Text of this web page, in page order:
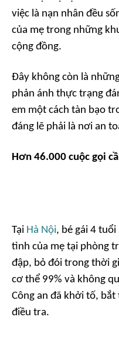
việc là nạn nhân đều
của mẹ trong những
cộng đồng.
Đây không còn là
phản ánh thực trạng
em một cách tàn bạo
đáng lẽ phải là nơi an
Hơn 46.000 cuộc gọi
Tại Hà Nội, bé gái 4
tình của mẹ tại phòng
đập, bỏ đói trong thời
cơ thể 99% và không
Công an đã khởi tố, bắt
điều tra.